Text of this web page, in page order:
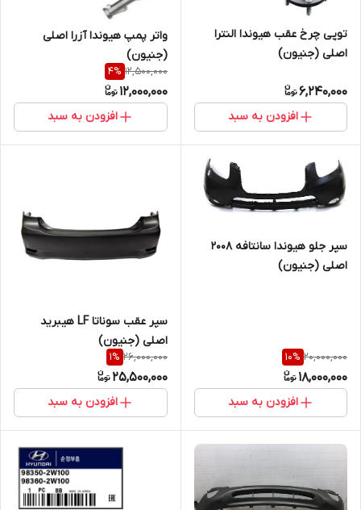
توپی چرخ عقب هیوندا النترا
اصلی (جنیون)
6,240,000
افزودن به سبد
واتر پمپ هیوندا آزرا اصلی
(جنیون)
12,500,000
4%
12,000,000
افزودن به سبد
سپر جلو هیوندا سانتافه 2008
اصلی (جنیون)
20,000,000
10%
18,000,000
افزودن به سبد
سپر عقب سوناتا LF هیبرید
اصلی (جنیون)
26,000,000
1%
25,500,000
افزودن به سبد